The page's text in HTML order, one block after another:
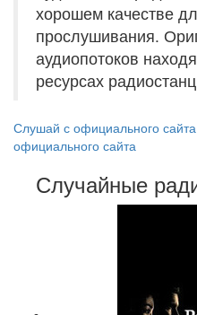
хорошем качестве
прослушивания.
аудиопотоков
ресурсах
Слушай с официального сайта
официального сайта
Случайные